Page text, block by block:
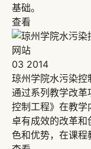
基础。
查看
网站
03 2014
琼州学院水污染
通过系列教学改
控制工程》在教
卓有成效的改革
色和优势，在课